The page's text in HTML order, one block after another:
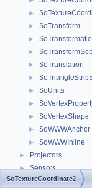
►
► SoTransform
►
►
► SoTranslation
►
► SoUnits
►
► SoVertexShape
► SoWWWAnchor
► SoWWWInline
► Projectors
► Sensors
► Classes
SoTextureCoordinate2